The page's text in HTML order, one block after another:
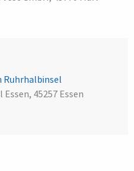
Ruhrhalbinsel
45257 Essen